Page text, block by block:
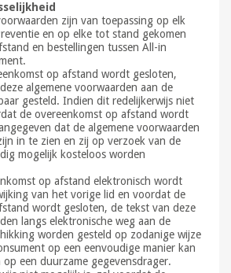
zijn van toepassing op elk
en op elke tot stand gekomen
en bestellingen tussen All-in
op afstand wordt gesloten,
algemene voorwaarden aan de
gesteld. Indien dit redelijkerwijs niet
de overeenkomst op afstand wordt
dat de algemene voorwaarden
in te zien en zij op verzoek van de
mogelijk kosteloos worden
op afstand elektronisch wordt
van het vorige lid en voordat de
wordt gesloten, de tekst van deze
langs elektronische weg aan de
worden gesteld op zodanige wijze
op een eenvoudige manier kan
een duurzame gegevensdrager.